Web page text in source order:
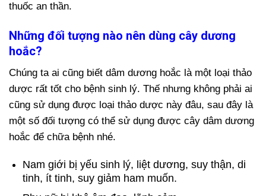
thuốc an thần.
Những đối tượng nào nên dùng cây dương
hoắc?
Chúng ta ai cũng biết dâm dương hoắc là một loại thảo
dược rất tốt cho bệnh sinh lý. Thế nhưng không phải ai
cũng sử dụng được loại thảo dược này đâu, sau đây là
một số đối tượng có thể sử dụng được cây dâm dương
hoắc để chữa bệnh nhé.
Nam giới bị yếu sinh lý, liệt dương, suy thận, di
tinh, ít tinh, suy giảm ham muốn.